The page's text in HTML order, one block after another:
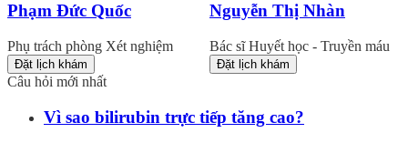
Phạm Đức Quốc
Phụ trách phòng Xét nghiệm
Đặt lịch khám
Nguyễn Thị Nhàn
Bác sĩ Huyết học - Truyền máu
Đặt lịch khám
Câu hỏi mới nhất
Vì sao bilirubin trực tiếp tăng cao?